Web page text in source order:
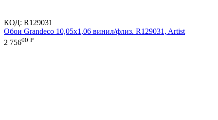
КОД: R129031
Обои Grandeco 10,05х1,06 винил/флиз. R129031, Artist
2 75600 Р